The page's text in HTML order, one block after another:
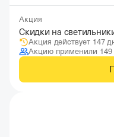
Акция
Скидки на
Акция действует 147
Акцию применили 149